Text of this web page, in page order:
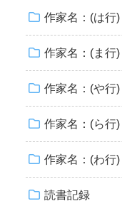
作家名：(は行)
作家名：(ま行)
作家名：(や行)
作家名：(ら行)
作家名：(わ行)
読書記録